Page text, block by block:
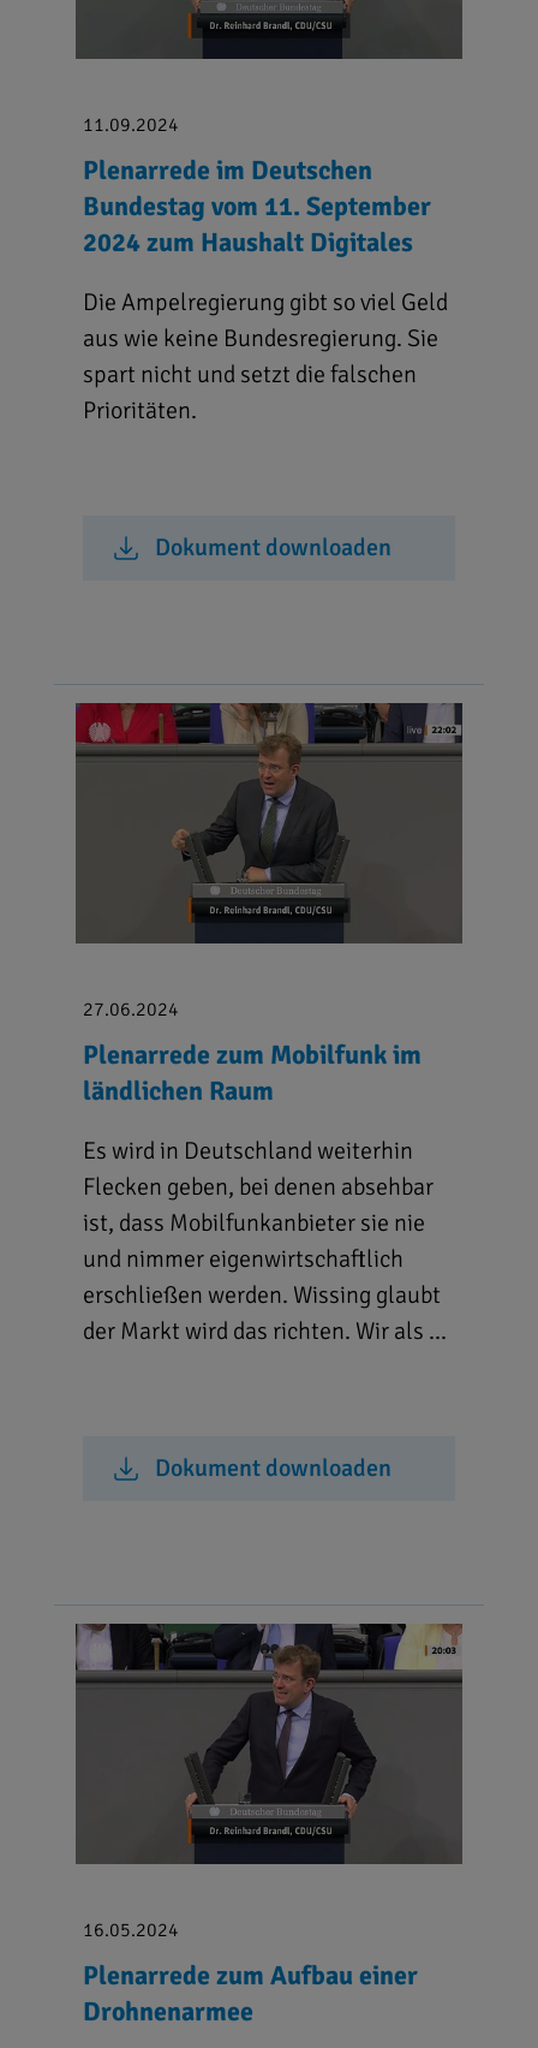
11.09.2024
Plenarrede im Deutschen
Bundestag vom 11. September
2024 zum Haushalt Digitales
Die Ampelregierung gibt so viel Geld
aus wie keine Bundesregierung. Sie
spart nicht und setzt die falschen
Prioritäten.
Dokument downloaden
27.06.2024
Plenarrede zum Mobilfunk im
ländlichen Raum
Es wird in Deutschland weiterhin
Flecken geben, bei denen absehbar
ist, dass Mobilfunkanbieter sie nie
und nimmer eigenwirtschaftlich
erschließen werden. Wissing glaubt
der Markt wird das richten. Wir als ...
Dokument downloaden
16.05.2024
Plenarrede zum Aufbau einer
Drohnenarmee